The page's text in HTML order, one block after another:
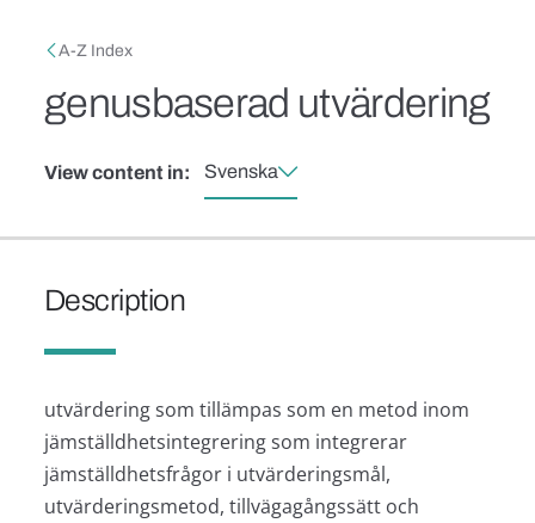
Breadcrumb
A-Z Index
genusbaserad utvärdering
View content in: Svenska
Description
utvärdering som tillämpas som en metod inom
jämställdhetsintegrering som integrerar
jämställdhetsfrågor i utvärderingsmål,
utvärderingsmetod, tillvägagångssätt och